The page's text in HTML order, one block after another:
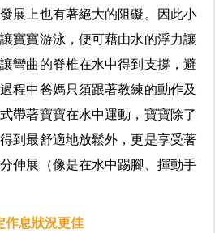
展上也有著絕大的阻礙。因此小
寶寶游泳，便可藉由水的浮力讓
彎曲的脊椎在水中得到支撐，避
程中爸媽只須跟著教練的動作及
帶著寶寶在水中運動，寶寶除了
到最舒適地放鬆外，更是享受著
伸展（像是在水中踢腳、揮動手
作息狀況更佳